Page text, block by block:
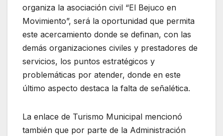
organiza la asociación civil “El Bejuco en
Movimiento”, será la oportunidad que permita
este acercamiento donde se definan, con las
demás organizaciones civiles y prestadores de
servicios, los puntos estratégicos y
problemáticas por atender, donde en este
último aspecto destaca la falta de señalética.
La enlace de Turismo Municipal mencionó
también que por parte de la Administración